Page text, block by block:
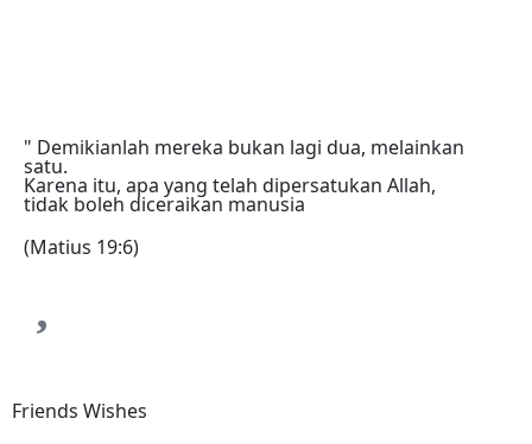
" Demikianlah mereka bukan lagi dua, melainkan
satu.
Karena itu, apa yang telah dipersatukan Allah,
tidak boleh diceraikan manusia
(Matius 19:6)
Friends Wishes